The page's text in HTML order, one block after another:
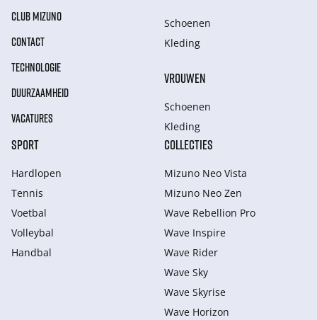
CLUB MIZUNO
CONTACT
TECHNOLOGIE
DUURZAAMHEID
VACATURES
Schoenen
Kleding
VROUWEN
Schoenen
Kleding
SPORT
Hardlopen
Tennis
Voetbal
Volleybal
Handbal
COLLECTIES
Mizuno Neo Vista
Mizuno Neo Zen
Wave Rebellion Pro
Wave Inspire
Wave Rider
Wave Sky
Wave Skyrise
Wave Horizon